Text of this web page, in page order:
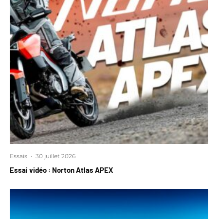
Essais · 30 juillet 2026
Essai vidéo : Norton Atlas APEX